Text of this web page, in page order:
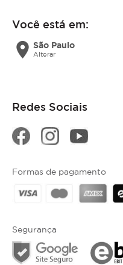
Você está em:
location_on São Paulo
Alterar
Redes Sociais
Segurança
Formas de pagamento